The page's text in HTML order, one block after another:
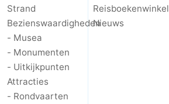
Strand
Bezienswaardigheden
- Musea
- Monumenten
- Uitkijkpunten
Attracties
- Rondvaarten
Reisboekenwinkel
Nieuws